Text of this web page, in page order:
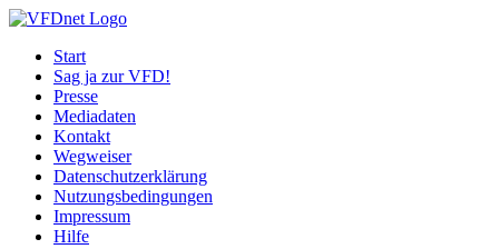
Start
Sag ja zur VFD!
Presse
Mediadaten
Kontakt
Wegweiser
Datenschutzerklärung
Nutzungsbedingungen
Impressum
Hilfe